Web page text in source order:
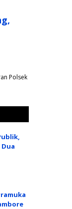
Polsek